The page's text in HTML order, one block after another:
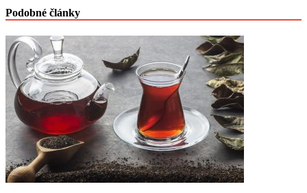
Podobné články